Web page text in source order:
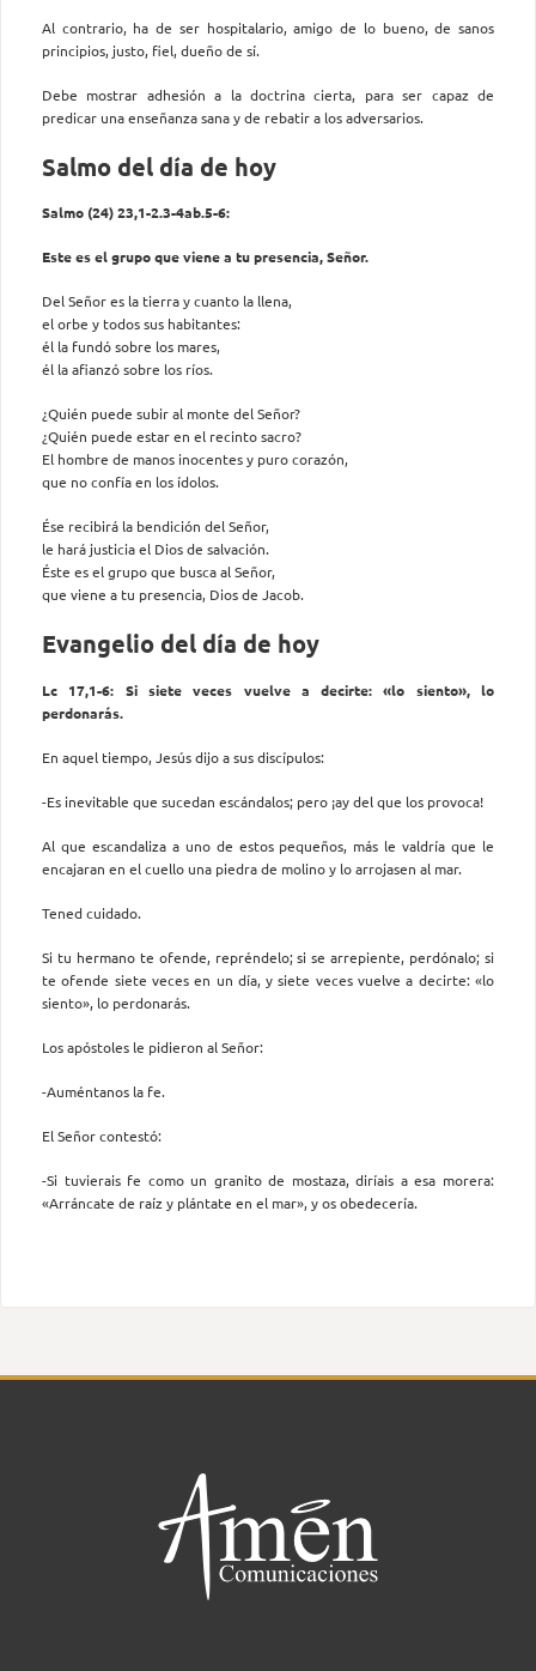
Al contrario, ha de ser hospitalario, amigo de lo bueno, de sanos
principios, justo, fiel, dueño de sí.
Debe mostrar adhesión a la doctrina cierta, para ser capaz de
predicar una enseñanza sana y de rebatir a los adversarios.
Salmo del día de hoy
Salmo (24) 23,1-2.3-4ab.5-6:
Este es el grupo que viene a tu presencia, Señor.
Del Señor es la tierra y cuanto la llena,
el orbe y todos sus habitantes:
él la fundó sobre los mares,
él la afianzó sobre los ríos.
¿Quién puede subir al monte del Señor?
¿Quién puede estar en el recinto sacro?
El hombre de manos inocentes y puro corazón,
que no confía en los ídolos.
Ése recibirá la bendición del Señor,
le hará justicia el Dios de salvación.
Éste es el grupo que busca al Señor,
que viene a tu presencia, Dios de Jacob.
Evangelio del día de hoy
Lc 17,1-6: Si siete veces vuelve a decirte: «lo siento», lo
perdonarás.
En aquel tiempo, Jesús dijo a sus discípulos:
-Es inevitable que sucedan escándalos; pero ¡ay del que los provoca!
Al que escandaliza a uno de estos pequeños, más le valdría que le
encajaran en el cuello una piedra de molino y lo arrojasen al mar.
Tened cuidado.
Si tu hermano te ofende, repréndelo; si se arrepiente, perdónalo; si
te ofende siete veces en un día, y siete veces vuelve a decirte: «lo
siento», lo perdonarás.
Los apóstoles le pidieron al Señor:
-Auméntanos la fe.
El Señor contestó:
-Si tuvierais fe como un granito de mostaza, diríais a esa morera:
«Arráncate de raíz y plántate en el mar», y os obedecería.